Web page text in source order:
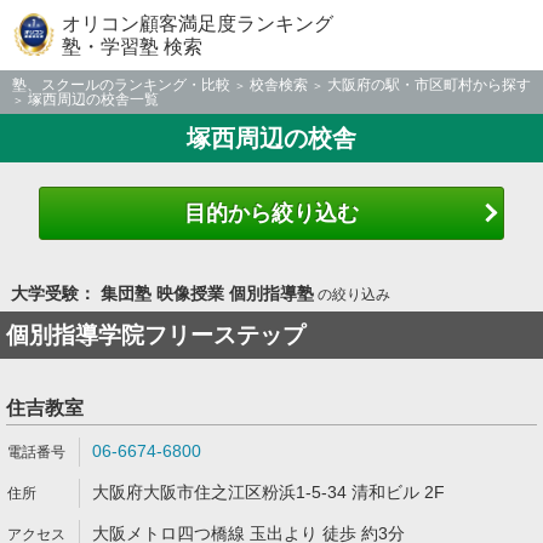
オリコン顧客満足度ランキング
塾・学習塾 検索
塾、スクールのランキング・比較 校舎検索
大阪府の駅・市区町村から探す
塚西周辺の校舎一覧
塚西周辺の校舎
目的から絞り込む
大学受験： 集団塾 映像授業 個別指導塾の絞り込み
個別指導学院フリーステップ
住吉教室
06-6674-6800
大阪府大阪市住之江区粉浜1-5-34 清和ビル 2F
大阪メトロ四つ橋線 玉出より 徒歩 約3分